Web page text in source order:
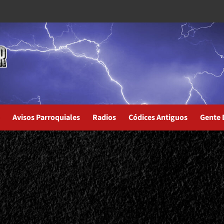
Avisos Parroquiales Radios Códices Antiguos Gente